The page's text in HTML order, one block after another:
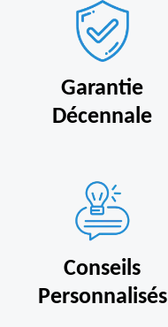
Garantie
Décennale
Conseils
Personnalisés